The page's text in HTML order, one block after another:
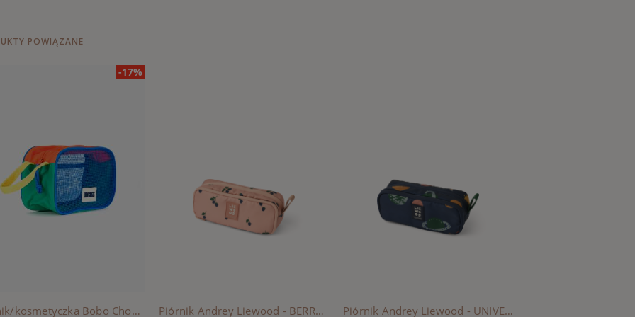
POWIĄZANE
-17%
Piórnik/kosmetyczka Bobo Choses, BOBO CHOSES - MULTICOLOR Piórnik Andrey Liewood - BERRY / PALE TUSCANY Piórnik Andrey Liewood - UNIVERSE / CLASSIC NAVY